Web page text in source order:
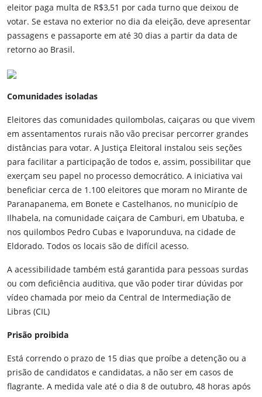
eleitor paga multa de R$3,51 por cada turno que deixou de
votar. Se estava no exterior no dia da eleição, deve apresentar
passagens e passaporte em até 30 dias a partir da data de
retorno ao Brasil.
Comunidades isoladas
Eleitores das comunidades quilombolas, caiçaras ou que vivem
em assentamentos rurais não vão precisar percorrer grandes
distâncias para votar. A Justiça Eleitoral instalou seis seções
para facilitar a participação de todos e, assim, possibilitar que
exerçam seu papel no processo democrático. A iniciativa vai
beneficiar cerca de 1.100 eleitores que moram no Mirante de
Paranapanema, em Bonete e Castelhanos, no município de
Ilhabela, na comunidade caiçara de Camburi, em Ubatuba, e
nos quilombos Pedro Cubas e Ivaporunduva, na cidade de
Eldorado. Todos os locais são de difícil acesso.
A acessibilidade também está garantida para pessoas surdas
ou com deficiência auditiva, que vão poder tirar dúvidas por
vídeo chamada por meio da Central de Intermediação de
Libras (CIL)
Prisão proibida
Está correndo o prazo de 15 dias que proíbe a detenção ou a
prisão de candidatos e candidatas, a não ser em casos de
flagrante. A medida vale até o dia 8 de outubro, 48 horas após